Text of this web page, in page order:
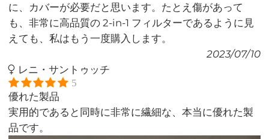
に、カバーが必要だと思います。たとえ傷があって
も、非常に高品質の 2-in-1 フィルターであるように見
えても、私はもう一度購入します。
2023/07/10
レニ・サントゥッチ
5
優れた製品
実用的であると同時に非常に繊細な、本当に優れた製
品です。